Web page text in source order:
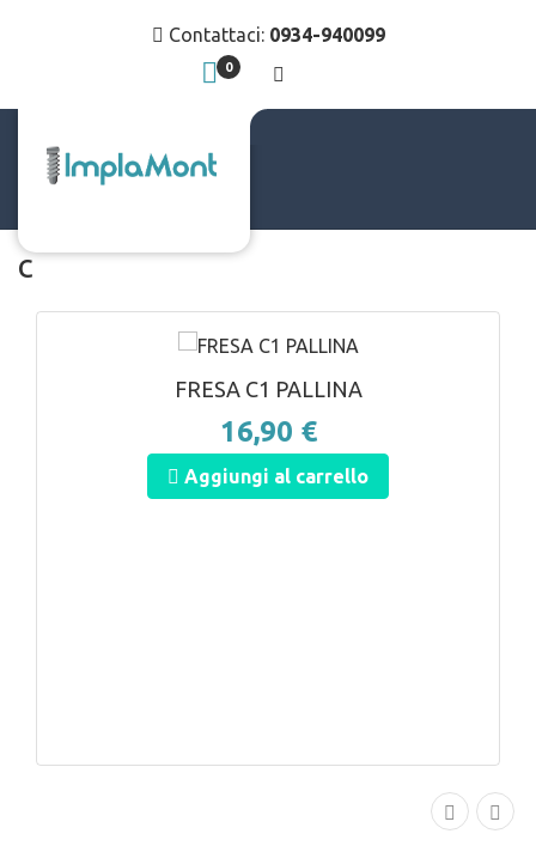
Contattaci: 0934-940099
0
c
FRESA C1 PALLINA
16,90 €
Aggiungi al carrello